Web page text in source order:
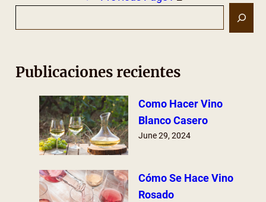
e
c
Publicaciones recientes
Como Hacer Vino
Blanco Casero
June 29, 2024
Cómo Se Hace Vino
Rosado